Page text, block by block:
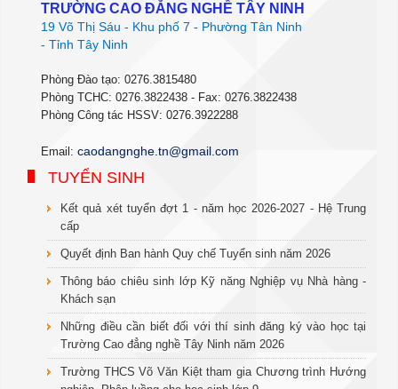
TRƯỜNG CAO ĐẲNG NGHỀ TÂY NINH
19 Võ Thị Sáu - Khu phố 7 - Phường Tân Ninh
- Tỉnh Tây Ninh
Phòng Đào tạo: 0276.3815480
Phòng TCHC: 0276.3822438 - Fax: 0276.3822438
Phòng Công tác HSSV: 0276.3922288
Email: caodangnghe.tn@gmail.com
TUYỂN SINH
Kết quả xét tuyển đợt 1 - năm học 2026-2027 - Hệ Trung
cấp
Quyết định Ban hành Quy chế Tuyển sinh năm 2026
Thông báo chiêu sinh lớp Kỹ năng Nghiệp vụ Nhà hàng -
Khách sạn
Những điều cần biết đối với thí sinh đăng ký vào học tại
Trường Cao đẳng nghề Tây Ninh năm 2026
Trường THCS Võ Văn Kiệt tham gia Chương trình Hướng